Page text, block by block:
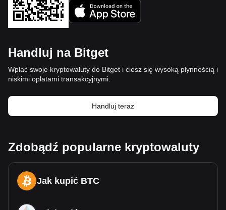
Handluj na Bitget
Wpłać swoje kryptowaluty do Bitget i ciesz się wysoką płynnością i
niskimi opłatami transakcyjnymi.
Handluj teraz
Zdobądź popularne kryptowaluty
Jak kupić BTC